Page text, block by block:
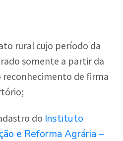
rural cujo período da
somente a partir da
de firma
do Instituto
e Reforma Agrária –